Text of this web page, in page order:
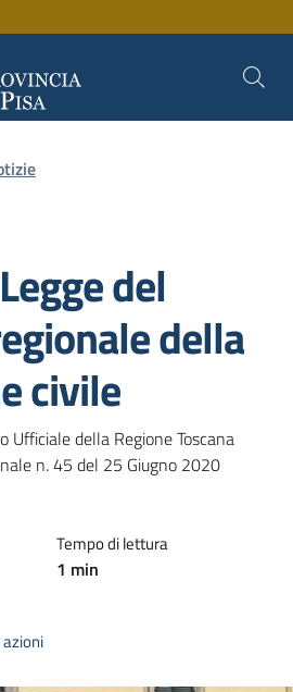
del
della
civile
Ufficiale della Regione Toscana
n. 45 del 25 Giugno 2020
Tempo di lettura
1 min